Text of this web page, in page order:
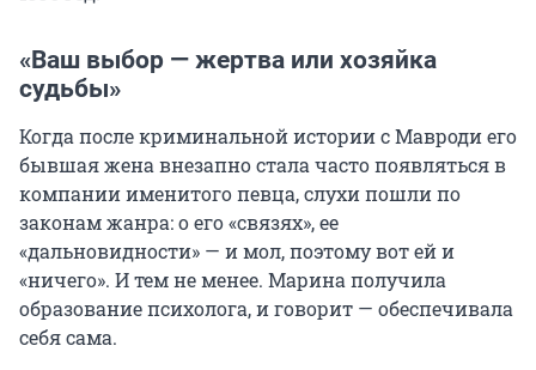
«Ваш выбор — жертва или хозяйка
судьбы»
Когда после криминальной истории с Мавроди его
бывшая жена внезапно стала часто появляться в
компании именитого певца, слухи пошли по
законам жанра: о его «связях», ее
«дальновидности» — и мол, поэтому вот ей и
«ничего». И тем не менее. Марина получила
образование психолога, и говорит — обеспечивала
себя сама.